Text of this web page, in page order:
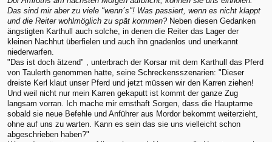
Das sind mir aber zu viele "wenn´s"! Was passiert, wenn es nicht klappt
und die Reiter wohlmöglich zu spät kommen?Neben diesen Gedanken
ängstigten Karthull auch solche, in denen die Reiter das Lager der
kleinen Nachhut überfielen und auch ihn gnadenlos und unerkannt
niederwarfen.
"Das ist doch ätzend" , unterbrach der Korsar mit dem Karthull das Pferd
von Taulerth genommen hatte, seine Schreckensszenarien: "Dieser
dreiste Kerl klaut unser Pferd und jetzt müssen wir den Karren ziehen!
Und weil nicht nur mein Karren gekaputt ist kommt der ganze Zug
langsam vorran. Ich mache mir ernsthaft Sorgen, dass die Hauptarme
sobald sie neue Befehle und Anführer aus Mordor bekommt weiterzieht,
ohne auf uns zu warten. Kann es sein das sie uns vielleicht schon
abgeschrieben haben?"